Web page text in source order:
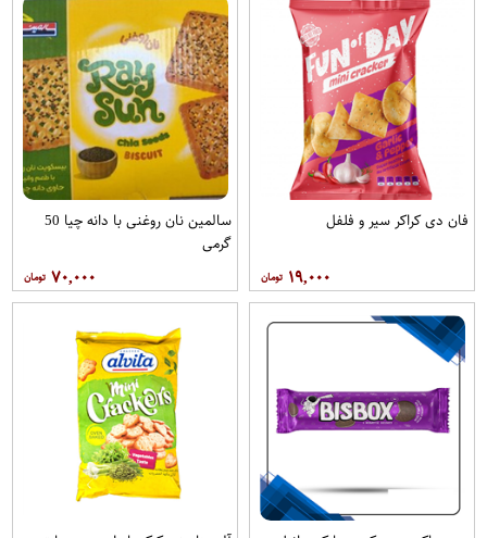
فان دی کراکر سیر و فلفل
۱۹,۰۰۰
سالمین نان روغنی با دانه چیا 50
گرمی
۷۰,۰۰۰